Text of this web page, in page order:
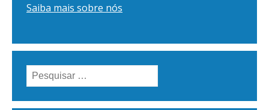
Saiba mais sobre nós
Pesquisar
por: